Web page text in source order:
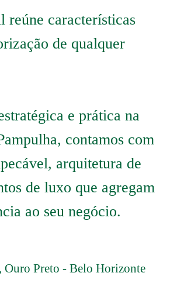
reúne características
de qualquer
e prática na
contamos com
arquitetura de
de luxo que agregam
ao seu negócio.
Ouro Preto - Belo Horizonte